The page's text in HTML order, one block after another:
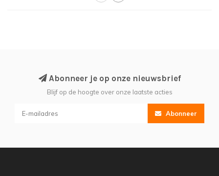
Abonneer je op onze nieuwsbrief
Blijf op de hoogte over onze laatste acties
Abonneer